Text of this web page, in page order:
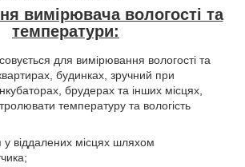
вимірювача вологості та
температури:
для вимірювання вологості та
будинках, зручний при
брудерах та інших місцях,
температуру та вологість
у віддалених місцях шляхом